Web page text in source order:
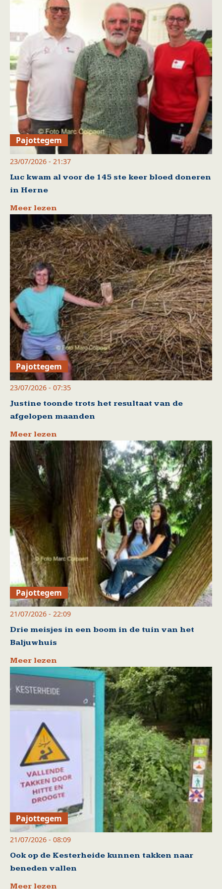
Pajottegem
23/07/2026 - 21:37
Luc kwam al voor de 145 ste keer bloed doneren
in Herne
Meer lezen
Pajottegem
23/07/2026 - 07:35
Justine toonde trots het resultaat van de
afgelopen maanden
Meer lezen
Pajottegem
21/07/2026 - 22:09
Drie meisjes in een boom in de tuin van het
Baljuwhuis
Meer lezen
Pajottegem
21/07/2026 - 08:09
Ook op de Kesterheide kunnen takken naar
beneden vallen
Meer lezen